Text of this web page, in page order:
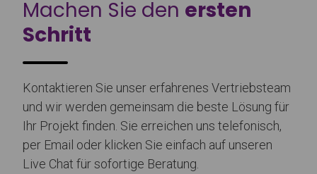
Machen Sie den ersten
Schritt
Kontaktieren Sie unser erfahrenes Vertriebsteam
und wir werden gemeinsam die beste Lösung für
Ihr Projekt finden. Sie erreichen uns telefonisch,
per Email oder klicken Sie einfach auf unseren
Live Chat für sofortige Beratung.